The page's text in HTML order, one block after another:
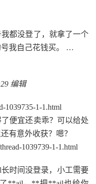
都没登了，就拿了一个
号我自己花钱买。 …
编辑
1039735-1-1.html
便宜还卖乖？可以给处
有意外收获？嗯？
1039739-1-1.html
时间没登录，小工需要